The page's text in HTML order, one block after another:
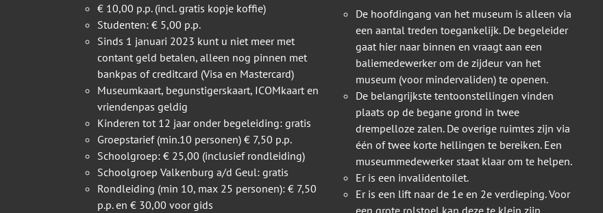
€ 10,00 p.p. (incl. gratis kopje koffie)
Studenten: € 5,00 p.p.
Sinds 1 januari 2023 kunt u niet meer met
contant geld betalen, alleen nog pinnen met
bankpas of creditcard (Visa en Mastercard)
Museumkaart, begunstigerskaart, ICOMkaart en
vriendenpas geldig
Kinderen tot 12 jaar onder begeleiding: gratis
Groepstarief (min.10 personen) € 7,50 p.p.
Schoolgroep: € 25,00 (inclusief rondleiding)
Schoolgroep Valkenburg a/d Geul: gratis
Rondleiding (min 10, max 25 personen): € 7,50
p.p. en € 30,00 voor gids
De hoofdingang van het museum is alleen via
een aantal treden toegankelijk. De begeleider
gaat hier naar binnen en vraagt aan een
baliemedewerker om de zijdeur van het
museum (voor mindervaliden) te openen.
De belangrijkste tentoonstellingen vinden
plaats op de begane grond in twee
drempelloze zalen. De overige ruimtes zijn via
één of twee korte hellingen te bereiken. Een
museummedewerker staat klaar om te helpen.
Er is een invalidentoilet.
Er is een lift naar de 1e en 2e verdieping. Voor
een grote rolstoel kan deze te klein zijn.